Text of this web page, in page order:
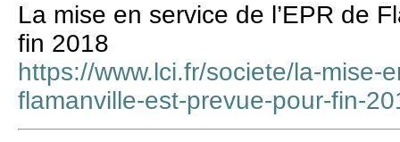
La mise en service de l’EPR de
fin 2018
https://www.lci.fr/societe/la-mise-
flamanville-est-prevue-pour-fin-